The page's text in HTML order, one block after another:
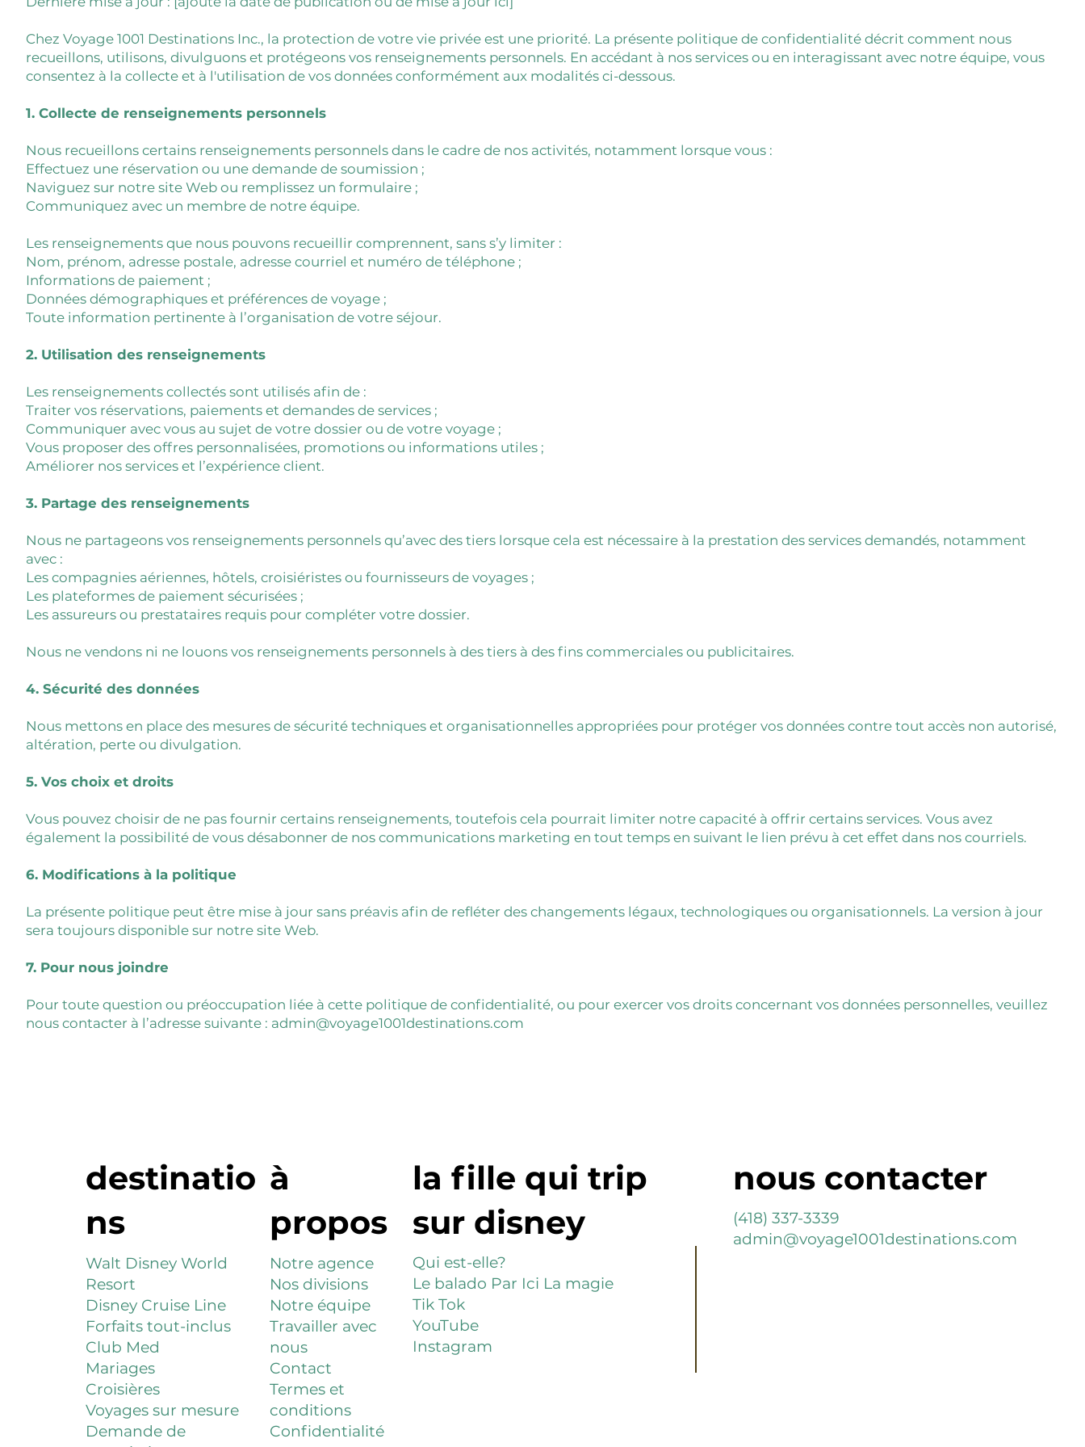
Chez Voyage 1001 Destinations Inc., la protection de votre vie privée est une priorité. La présente politique de confidentialité décrit comment nous
recueillons, utilisons, divulguons et protégeons vos renseignements personnels. En accédant à nos services ou en interagissant avec notre équipe, vous
consentez à la collecte et à l'utilisation de vos données conformément aux modalités ci-dessous.
1. Collecte de renseignements personnels
Nous recueillons certains renseignements personnels dans le cadre de nos activités, notamment lorsque vous :
Effectuez une réservation ou une demande de soumission ;
Naviguez sur notre site Web ou remplissez un formulaire ;
Communiquez avec un membre de notre équipe.
Les renseignements que nous pouvons recueillir comprennent, sans s’y limiter :
Nom, prénom, adresse postale, adresse courriel et numéro de téléphone ;
Informations de paiement ;
Données démographiques et préférences de voyage ;
Toute information pertinente à l’organisation de votre séjour.
2. Utilisation des renseignements
Les renseignements collectés sont utilisés afin de :
Traiter vos réservations, paiements et demandes de services ;
Communiquer avec vous au sujet de votre dossier ou de votre voyage ;
Vous proposer des offres personnalisées, promotions ou informations utiles ;
Améliorer nos services et l’expérience client.
3. Partage des renseignements
Nous ne partageons vos renseignements personnels qu’avec des tiers lorsque cela est nécessaire à la prestation des services demandés, notamment
avec :
Les compagnies aériennes, hôtels, croisiéristes ou fournisseurs de voyages ;
Les plateformes de paiement sécurisées ;
Les assureurs ou prestataires requis pour compléter votre dossier.
Nous ne vendons ni ne louons vos renseignements personnels à des tiers à des fins commerciales ou publicitaires.
4. Sécurité des données
Nous mettons en place des mesures de sécurité techniques et organisationnelles appropriées pour protéger vos données contre tout accès non autorisé,
altération, perte ou divulgation.
5. Vos choix et droits
Vous pouvez choisir de ne pas fournir certains renseignements, toutefois cela pourrait limiter notre capacité à offrir certains services. Vous avez
également la possibilité de vous désabonner de nos communications marketing en tout temps en suivant le lien prévu à cet effet dans nos courriels.
6. Modifications à la politique
La présente politique peut être mise à jour sans préavis afin de refléter des changements légaux, technologiques ou organisationnels. La version à jour
sera toujours disponible sur notre site Web.
7. Pour nous joindre
Pour toute question ou préoccupation liée à cette politique de confidentialité, ou pour exercer vos droits concernant vos données personnelles, veuillez
nous contacter à l’adresse suivante : admin@voyage1001destinations.com
Walt Disney World
Resort
Disney Cruise Line
Forfaits tout-inclus
Club Med
Mariages
Croisières
Voyages sur mesure
Demande de
destinatio
ns
Notre agence
Nos divisions
Notre équipe
Travailler avec
nous
Contact
Termes et
conditions
Confidentialité
à
propos
Qui est-elle?​
Le balado Par Ici La magie
Tik Tok
YouTube
Instagram
la fille qui trip
sur disney
nous contacter
(418) 337-3339
admin@voyage1001destinations.com